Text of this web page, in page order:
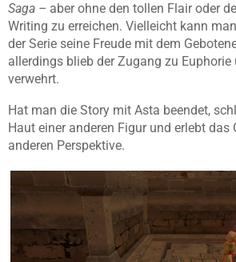
Saga – aber ohne den tollen Flair oder
Writing zu erreichen. Vielleicht kann
der Serie seine Freude mit dem
allerdings blieb der Zugang zu Euphorie
verwehrt.
Hat man die Story mit Asta beendet,
Haut einer anderen Figur und erlebt das
anderen Perspektive.